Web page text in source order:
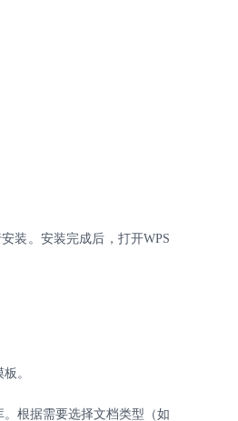
装。安装完成后，打开WPS
。
。根据需要选择文档类型（如